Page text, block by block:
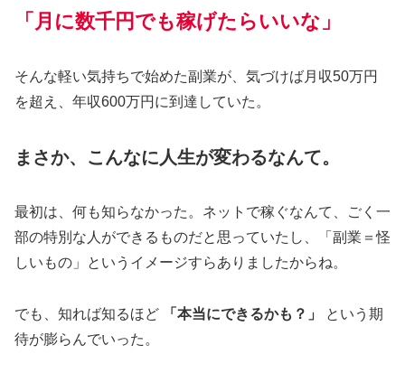
「月に数千円でも稼げたらいいな」
そんな軽い気持ちで始めた副業が、気づけば月収50万円
を超え、年収600万円に到達していた。
まさか、こんなに人生が変わるなんて。
最初は、何も知らなかった。ネットで稼ぐなんて、ごく一
部の特別な人ができるものだと思っていたし、「副業＝怪
しいもの」というイメージすらありましたからね。
でも、知れば知るほど 「本当にできるかも？」
という期
待が膨らんでいった。